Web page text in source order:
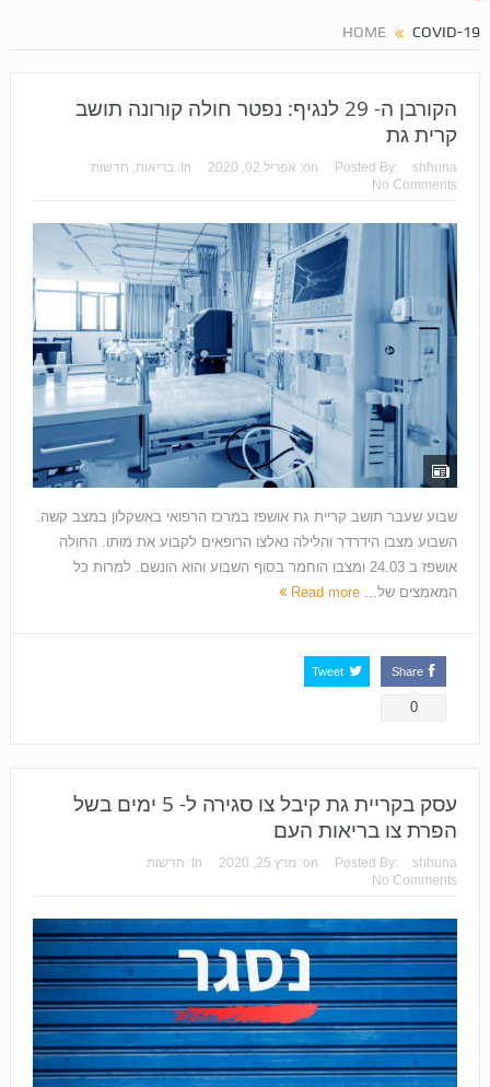
HOME COVID-19
הקורבן ה- 29 לנגיף: נפטר חולה קורונה תושב
קרית גת
Posted By: shhuna
on: אפריל 02, 2020 In: בריאות, חדשות
No Comments
שבוע שעבר תושב קריית גת אושפז במרכז הרפואי באשקלון במצב קשה.
השבוע מצבו הידרדר והלילה נאלצו הרופאים לקבוע את מותו. החולה
אושפז ב 24.03 ומצבו הוחמר בסוף השבוע והוא הונשם. למרות כל
המאמצים של... Read more
Share
0
Tweet
עסק בקריית גת קיבל צו סגירה ל- 5 ימים בשל
הפרת צו בריאות העם
Posted By: shhuna
on: מרץ 25, 2020 In:
חדשות
No Comments